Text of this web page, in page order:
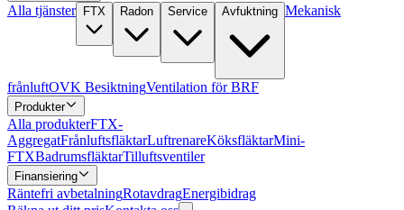
Alla tjänster FTX Radon Service Avfuktning Mekanisk
frånluftOVK BesiktningVentilation för BRF
Produkter
Alla produkterFTX-
AggregatFrånluftsfläktarLuftrenareKöksfläktarMini-
FTXBadrumsfläktarTilluftsventiler
Finansiering
Räntefri avbetalningRotavdragEnergibidrag